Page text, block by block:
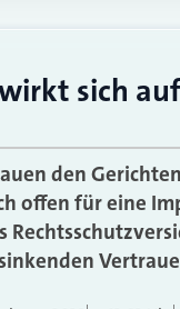
sich
den
offen für eine